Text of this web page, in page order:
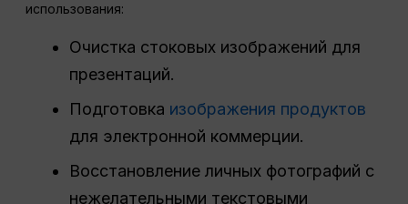
использования:
Очистка стоковых изображений для
презентаций.
Подготовка изображения продуктов
для электронной коммерции.
Восстановление личных фотографий с
нежелательными текстовыми